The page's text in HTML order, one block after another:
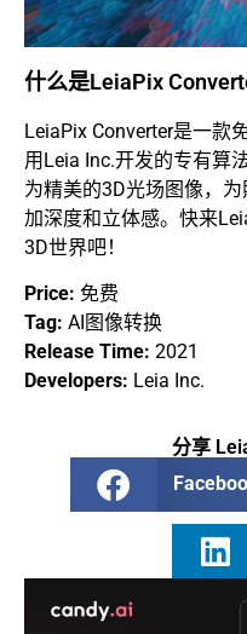
什么是LeiaPix
LeiaPix Converter是一款
用Leia Inc.开发的专有算
为精美的3D光场图像，
加深度和立体感。快来
3D世界吧！
Price: 免费
Tag: AI图像转换
Release Time: 2021
Developers: Leia Inc.
分享